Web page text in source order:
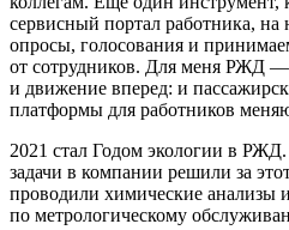
сервисный портал работника,
опросы, голосования и
от сотрудников. Для меня РЖД —
и движение вперед: и
платформы для работников
2021 стал Годом экологии в
задачи в компании решили за
проводили химические анализы
по метрологическому